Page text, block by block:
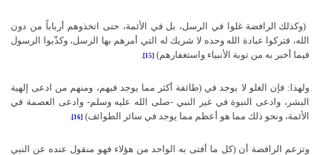
(وكذلك الرافضة غلوا في الرسل، بل في الأئمة، حتى اتخذوهم أرباباً من دون
الله، فتركوا عبادة الله وحده لا شريك له التي أمرهم بها الرسل، وكذّبوا الرسول
فيما أخبر به من توبة الأنبياء واستغفارهم) [15]
.
ولهذا: فإن الغلو لا يوجد في (طائفة أكثر مما يوجد فيهم، ومنهم من ادعى إلهية
البشر، وادعى النبوة في غير النبي -صلى الله عليه وسلم- وادعى العصمة في
الأئمة، ونحو ذلك مما هو أعظم مما يوجد في سائر الطوائف) [16]
.
وتزعم الرافضة أن (كل ما أفتى به الواحد من هؤلاء فهو منقول عنده عن النبي